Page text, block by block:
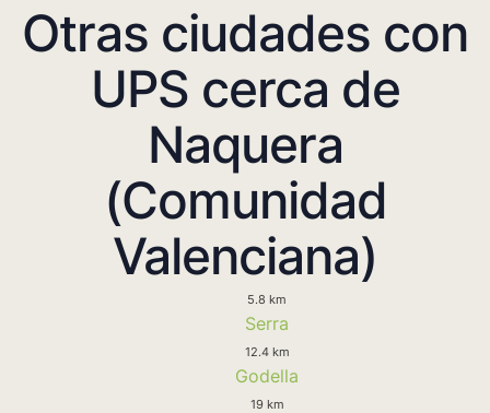
Otras ciudades con
UPS cerca de
Naquera
(Comunidad
Valenciana)
5.8 km
Serra
12.4 km
Godella
19 km